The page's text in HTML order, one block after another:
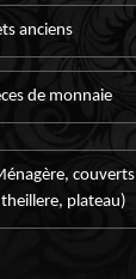
anciens
de monnaie
couverts
plateau)